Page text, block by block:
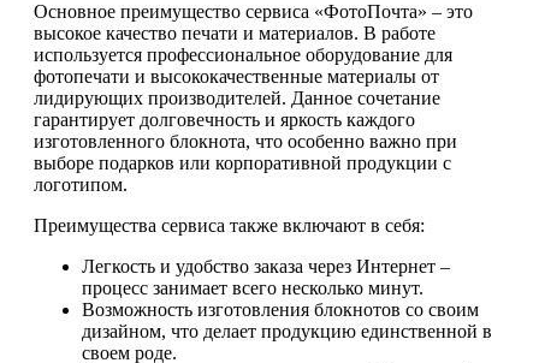
Основное преимущество сервиса «ФотоПочта» – это
высокое качество печати и материалов. В работе
используется профессиональное оборудование для
фотопечати и высококачественные материалы от
лидирующих производителей. Данное сочетание
гарантирует долговечность и яркость каждого
изготовленного блокнота, что особенно важно при
выборе подарков или корпоративной продукции с
логотипом.
Преимущества сервиса также включают в себя:
Легкость и удобство заказа через Интернет –
процесс занимает всего несколько минут.
Возможность изготовления блокнотов со своим
дизайном, что делает продукцию единственной в
своем роде.